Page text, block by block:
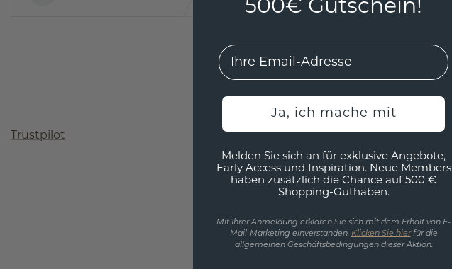
Trustpilot
500€ Gutschein!
EMail
Ja, ich mache mit
Melden Sie sich an für exklusive Angebote,
Early Access und Inspiration. Neue Members
haben zusätzlich die Chance auf 500 €
Shopping-Guthaben.
Mit Ihrer Anmeldung erklären Sie sich mit dem Erhalt von E-
Mail-Marketing einverstanden. Klicken Sie hierfür die
allgemeinen Geschäftsbedingungen dieser Aktion.